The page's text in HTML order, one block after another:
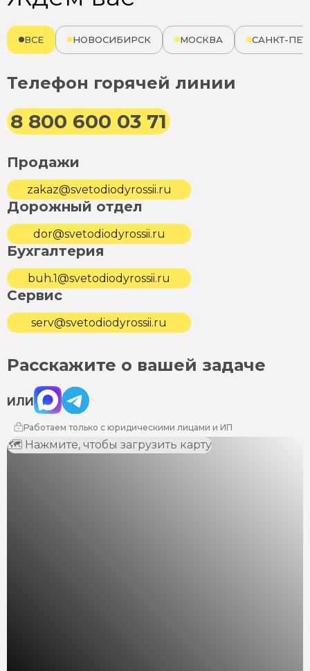
ВСЕ НОВОСИБИРСК МОСКВА САНКТ-
Телефон горячей линии
8 800 600 03 71
Продажи
zakaz@svetodiodyrossii.ru
Дорожный отдел
dor@svetodiodyrossii.ru
Бухгалтерия
buh.1@svetodiodyrossii.ru
Сервис
serv@svetodiodyrossii.ru
Расскажите о вашей задаче
ИЛИ
Max Telegram
Работаем только с юридическими лицами и ИП
🗺 Нажмите, чтобы загрузить карту